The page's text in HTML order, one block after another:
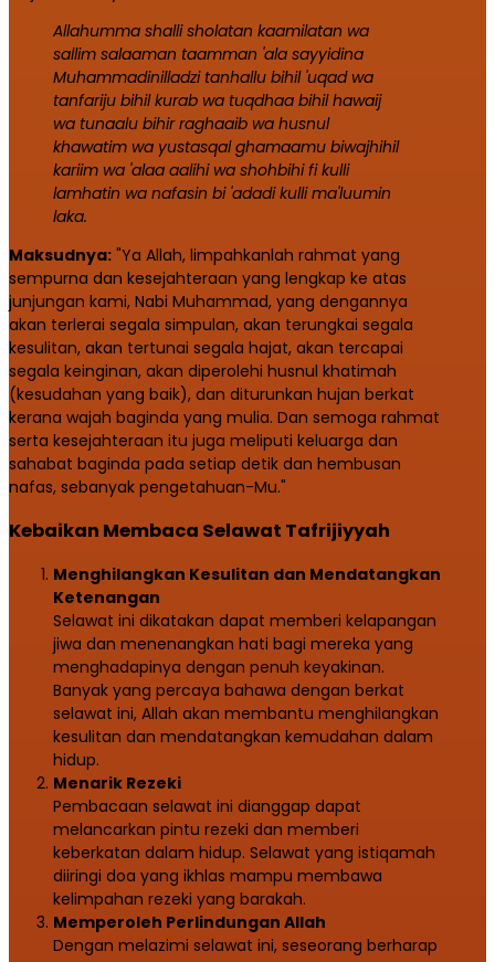
Allahumma shalli sholatan kaamilatan wa
sallim salaaman taamman 'ala sayyidina
Muhammadinilladzi tanhallu bihil 'uqad wa
tanfariju bihil kurab wa tuqdhaa bihil hawaij
wa tunaalu bihir raghaaib wa husnul
khawatim wa yustasqal ghamaamu biwajhihil
kariim wa 'alaa aalihi wa shohbihi fi kulli
lamhatin wa nafasin bi 'adadi kulli ma'luumin
laka.
Maksudnya: "Ya Allah, limpahkanlah rahmat yang
sempurna dan kesejahteraan yang lengkap ke atas
junjungan kami, Nabi Muhammad, yang dengannya
akan terlerai segala simpulan, akan terungkai segala
kesulitan, akan tertunai segala hajat, akan tercapai
segala keinginan, akan diperolehi husnul khatimah
(kesudahan yang baik), dan diturunkan hujan berkat
kerana wajah baginda yang mulia. Dan semoga rahmat
serta kesejahteraan itu juga meliputi keluarga dan
sahabat baginda pada setiap detik dan hembusan
nafas, sebanyak pengetahuan-Mu."
Kebaikan Membaca Selawat Tafrijiyyah
Menghilangkan Kesulitan dan Mendatangkan
Ketenangan
Selawat ini dikatakan dapat memberi kelapangan
jiwa dan menenangkan hati bagi mereka yang
menghadapinya dengan penuh keyakinan.
Banyak yang percaya bahawa dengan berkat
selawat ini, Allah akan membantu menghilangkan
kesulitan dan mendatangkan kemudahan dalam
hidup.
Menarik Rezeki
Pembacaan selawat ini dianggap dapat
melancarkan pintu rezeki dan memberi
keberkatan dalam hidup. Selawat yang istiqamah
diiringi doa yang ikhlas mampu membawa
kelimpahan rezeki yang barakah.
Memperoleh Perlindungan Allah
Dengan melazimi selawat ini, seseorang berharap